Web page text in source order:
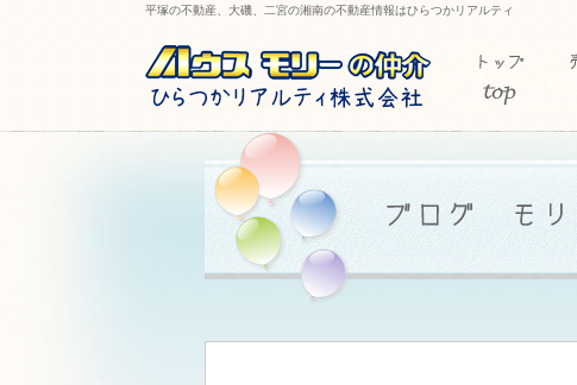
平塚の不動産、大磯、二宮の湘南の不動産情報はひらつかリアルティ